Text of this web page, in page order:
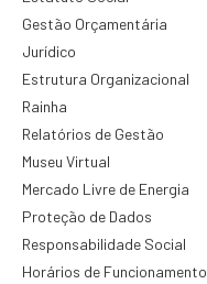
Gestão Orçamentária
Jurídico
Estrutura Organizacional
Rainha
Relatórios de Gestão
Museu Virtual
Mercado Livre de Energia
Proteção de Dados
Responsabilidade Social
Horários de Funcionamento